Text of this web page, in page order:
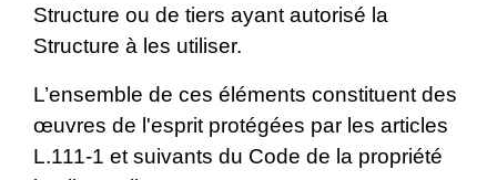
Structure ou de tiers ayant autorisé la
Structure à les utiliser.
L’ensemble de ces éléments constituent des
œuvres de l'esprit protégées par les articles
L.111-1 et suivants du Code de la propriété